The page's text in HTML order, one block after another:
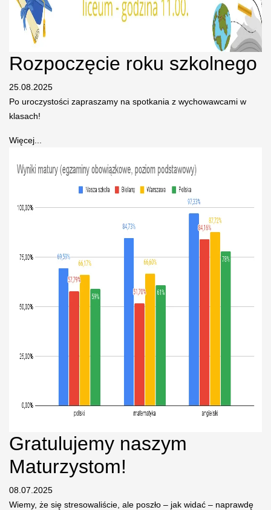
Rozpoczęcie roku szkolnego
25.08.2025
Po uroczystości zapraszamy na spotkania z wychowawcami w
klasach!
Więcej...
Gratulujemy naszym
Maturzystom!
08.07.2025
Wiemy, że się stresowaliście, ale poszło – jak widać – naprawdę